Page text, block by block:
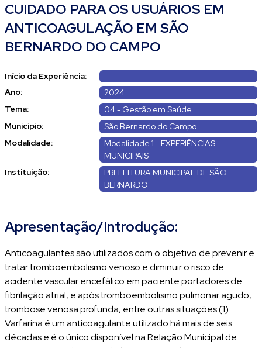
CUIDADO PARA OS USUÁRIOS EM
ANTICOAGULAÇÃO EM SÃO
BERNARDO DO CAMPO
Início da Experiência:
Ano:
2024
Tema:
04 - Gestão em Saúde
Município:
São Bernardo do Campo
Modalidade:
Modalidade 1 - EXPERIÊNCIAS
MUNICIPAIS
Instituição:
PREFEITURA MUNICIPAL DE SÃO
BERNARDO
Apresentação/Introdução:
Anticoagulantes são utilizados com o objetivo de prevenir e
tratar tromboembolismo venoso e diminuir o risco de
acidente vascular encefálico em paciente portadores de
fibrilação atrial, e após tromboembolismo pulmonar agudo,
trombose venosa profunda, entre outras situações (1).
Varfarina é um anticoagulante utilizado há mais de seis
décadas e é o único disponível na Relação Municipal de